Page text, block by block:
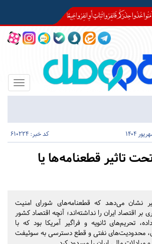
Toggle
کد خبر: 610224
تاثیر قطعنامه‌ها یا
نشان می‌دهد که قطعنامه‌های شورای امنیت
بر اقتصاد ایران را نداشته‌اند؛ آنچه اقتصاد کشور
تحریم‌های ثانویه و فراگیر آمریکا بود که با
محدودیت‌های نفتی و قطع دسترسی به سوئیفت